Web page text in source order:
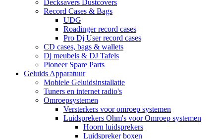
Decksavers Dustcovers
Record Cases & Bags
UDG
Roadinger record cases
Pro Dj User record cases
CD cases, bags & wallets
Dj meubels & DJ Tafels
Pioneer Spare Parts
Geluids Apparatuur
Mobiele Geluidsinstallatie
Tuners en internet radio's
Omroepsystemen
Versterkers voor omroep systemen
Luidsprekers Ohm's voor Omroep systemen
Hoorn luidsprekers
Luidspreker boxen